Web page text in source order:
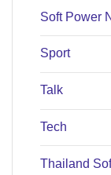
Soft Power
Sport
Talk
Tech
Thailand